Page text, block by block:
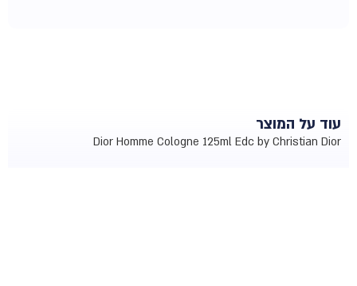
עוד על המוצר
Dior Homme Cologne 125ml Edc by Christian Dior